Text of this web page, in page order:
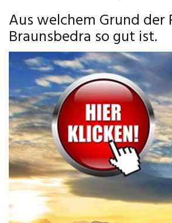
Aus welchem Grund der
Braunsbedra so gut ist.